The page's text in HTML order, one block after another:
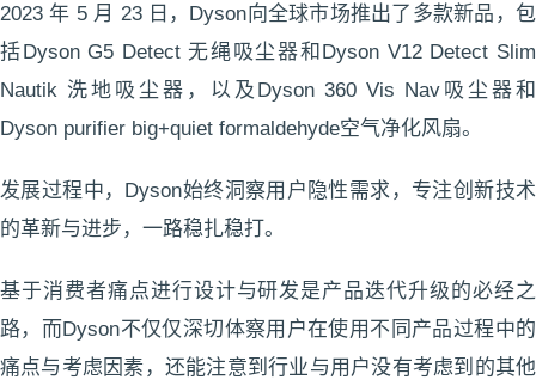
2023 年 5 月 23 日，Dyson向全球市场推出了多款新品，包
括Dyson G5 Detect 无绳吸尘器和Dyson V12 Detect Slim
Nautik 洗地吸尘器，以及Dyson 360 Vis Nav吸尘器和
Dyson purifier big+quiet formaldehyde空气净化风扇。
发展过程中，Dyson始终洞察用户隐性需求，专注创新技术
的革新与进步，一路稳扎稳打。
基于消费者痛点进行设计与研发是产品迭代升级的必经之
路，而Dyson不仅仅深切体察用户在使用不同产品过程中的
痛点与考虑因素，还能注意到行业与用户没有考虑到的其他